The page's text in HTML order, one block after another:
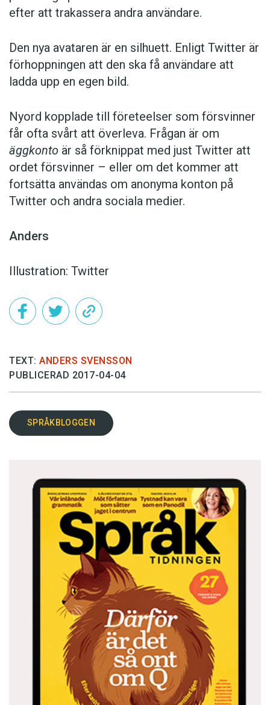
efter att trakassera andra användare.
Den nya avataren är en silhuett. Enligt Twitter är
förhoppningen att den ska få användare att
ladda upp en egen bild.
Nyord kopplade till företeelser som försvinner
får ofta svårt att överleva. Frågan är om
äggkonto är så förknippat med just Twitter att
ordet försvinner – eller om det kommer att
fortsätta användas om anonyma konton på
Twitter och andra sociala medier.
Anders
Illustration: Twitter
TEXT: ANDERS SVENSSON
PUBLICERAD 2017-04-04
SPRÅKBLOGGEN